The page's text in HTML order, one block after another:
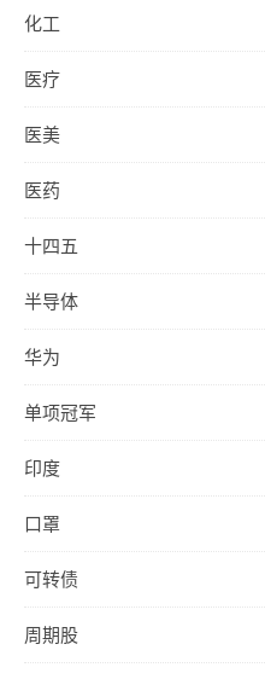
化工
医疗
医美
医药
十四五
半导体
华为
单项冠军
印度
口罩
可转债
周期股